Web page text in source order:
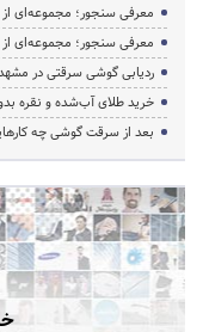
معرفی سنجور؛ مجموعه‌ای
معرفی سنجور؛ مجموعه‌ای
ردیابی گوشی سرقتی در
خرید طلای آب‌شده و نقره
بعد از سرقت گوشی چه